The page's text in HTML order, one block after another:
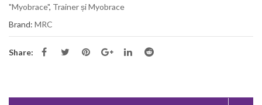
"Myobrace", Trainer și Myobrace
Brand: MRC
Share: